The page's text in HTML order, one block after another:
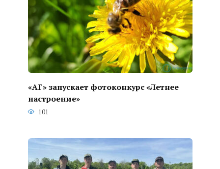
«АГ» запускает фотоконкурс «Летнее
настроение»
101